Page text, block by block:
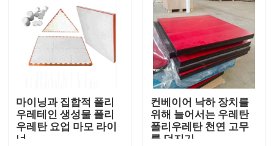
마이닝과 집합적 폴리
우레테인 생성물 폴리
우레탄 요업 마모 라이
너
컨베이어 낙하 장치를
위해 늘어서는 우레탄
폴리우레탄 천연 고무
를 던지기